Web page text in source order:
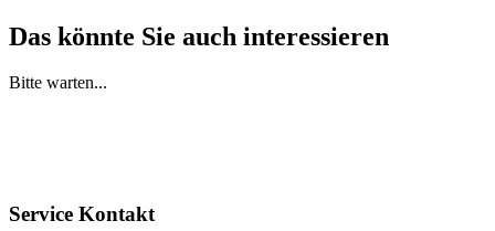
Das könnte Sie auch interessieren
Bitte warten...
Service Kontakt